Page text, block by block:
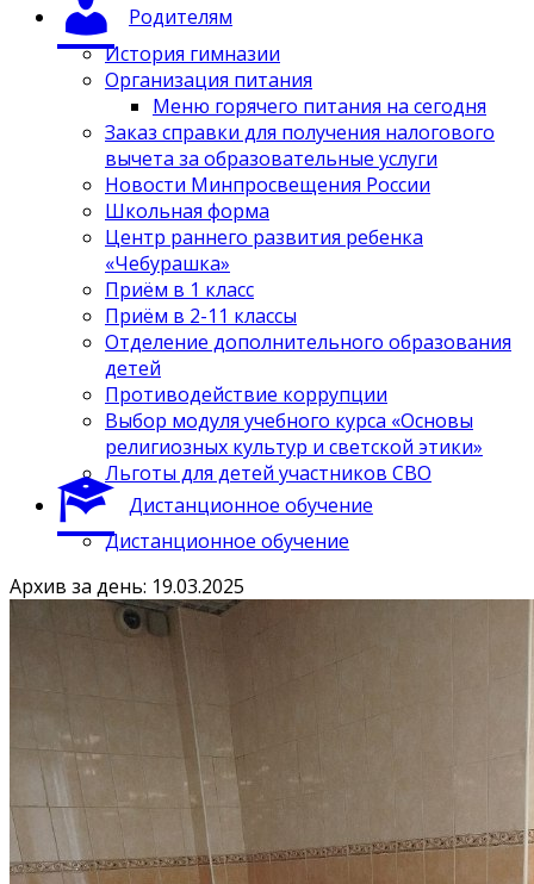
Родителям
История гимназии
Организация питания
Меню горячего питания на сегодня
Заказ справки для получения налогового
вычета за образовательные услуги
Новости Минпросвещения России
Школьная форма
Центр раннего развития ребенка
«Чебурашка»
Приём в 1 класс
Приём в 2-11 классы
Отделение дополнительного образования
детей
Противодействие коррупции
Выбор модуля учебного курса «Основы
религиозных культур и светской этики»
Льготы для детей участников СВО
Дистанционное обучение
Дистанционное обучение
Архив за день: 19.03.2025